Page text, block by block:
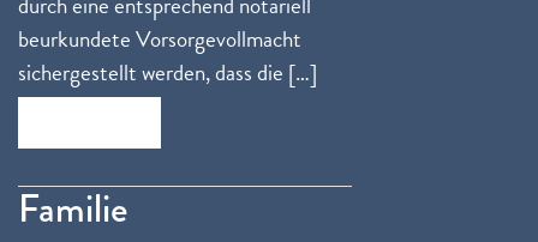
beurkundete Vorsorgevollmacht
sichergestellt werden, dass die […]
Familie